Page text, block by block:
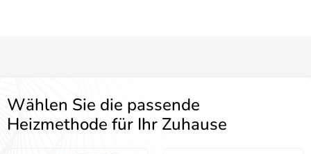
Wählen Sie die passende
Heizmethode für Ihr Zuhause